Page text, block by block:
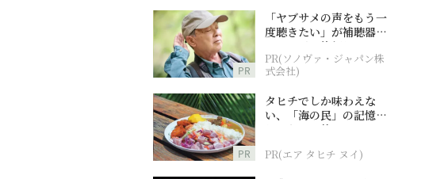
PR
「ヤブサメの声をもう一
度聴きたい」が補聴器チ
ャレンジの後押しに
PR(ソノヴァ・ジャパン株
式会社)
PR
タヒチでしか味わえな
い、「海の民」の記憶へ
とつながる旅
PR(エア タヒチ ヌイ)